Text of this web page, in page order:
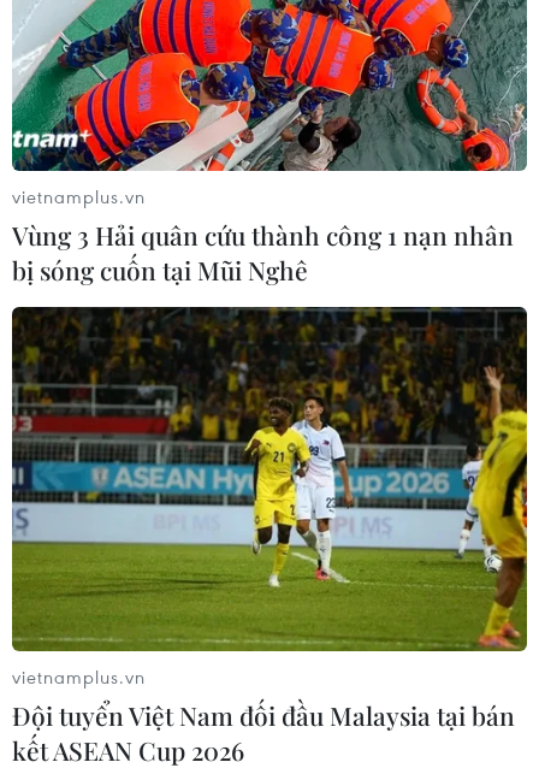
Toàn cảnh hội nghị. Ảnh: (Trọng Đức/TTXVN)
Rapper Đen Vâu cũng có mặt trong số các đại biểu dự hội nghị.
(Ảnh: Văn Điệp-TTXVN)
vietnamplus.vn
Vùng 3 Hải quân cứu thành công 1 nạn nhân
bị sóng cuốn tại Mũi Nghê
vietnamplus.vn
Đội tuyển Việt Nam đối đầu Malaysia tại bán
kết ASEAN Cup 2026